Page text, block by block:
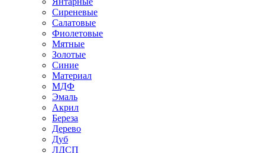
Сиреневые
Салатовые
Фиолетовые
Мятные
Золотые
Синие
Материал
МДФ
Эмаль
Акрил
Береза
Дерево
Дуб
ЛДСП